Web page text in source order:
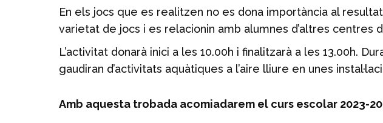
En els jocs que es realitzen no es dona importància al
varietat de jocs i es relacionin amb alumnes d’altres centres
L’activitat donarà inici a les 10.00h i finalitzarà a les 13.00h.
gaudiran d’activitats aquàtiques a l’aire lliure en unes
Amb aquesta trobada acomiadarem el curs escolar 2023-